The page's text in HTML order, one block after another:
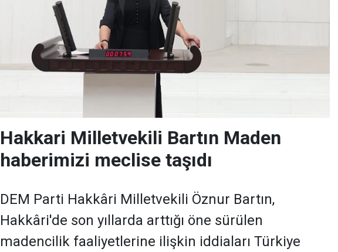
Hakkari Milletvekili Bartın Maden
haberimizi meclise taşıdı
DEM Parti Hakkâri Milletvekili Öznur Bartın,
Hakkâri'de son yıllarda arttığı öne sürülen
madencilik faaliyetlerine ilişkin iddiaları Türkiye